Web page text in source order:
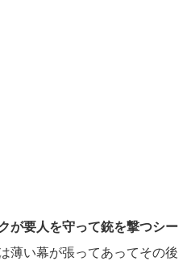
が要人を守って銃を撃つシー
薄い幕が張ってあってその後